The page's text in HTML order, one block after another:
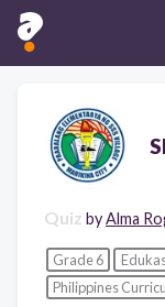
Quiz byAlma
Grade 6
Philippines